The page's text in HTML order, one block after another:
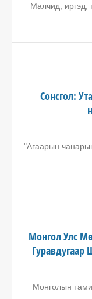
Малчид, иргэд,
Сонсгол:
"Агаарын
Монгол Улс
Гуравдугаар
Монголын